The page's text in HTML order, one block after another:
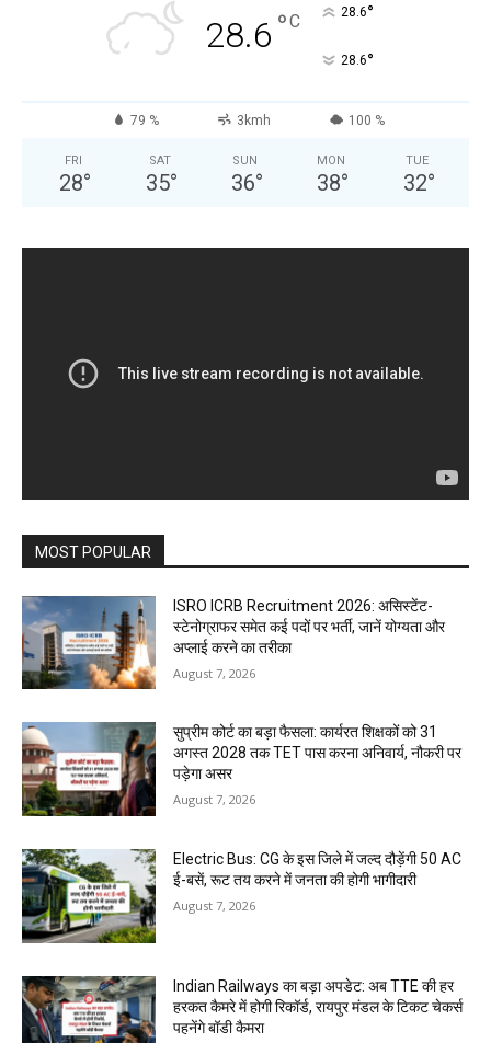
28.6 °C 28.6°
28.6°
79 % 3kmh 100 %
FRI
28°
SAT
35°
SUN
36°
MON
38°
TUE
32°
MOST POPULAR
ISRO ICRB Recruitment 2026: असिस्टेंट-
स्टेनोग्राफर समेत कई पदों पर भर्ती, जानें योग्यता और
अप्लाई करने का तरीका
August 7, 2026
सुप्रीम कोर्ट का बड़ा फैसला: कार्यरत शिक्षकों को 31
अगस्त 2028 तक TET पास करना अनिवार्य, नौकरी पर
पड़ेगा असर
August 7, 2026
Electric Bus: CG के इस जिले में जल्द दौड़ेंगी 50 AC
ई-बसें, रूट तय करने में जनता की होगी भागीदारी
August 7, 2026
Indian Railways का बड़ा अपडेट: अब TTE की हर
हरकत कैमरे में होगी रिकॉर्ड, रायपुर मंडल के टिकट चेकर्स
पहनेंगे बॉडी कैमरा